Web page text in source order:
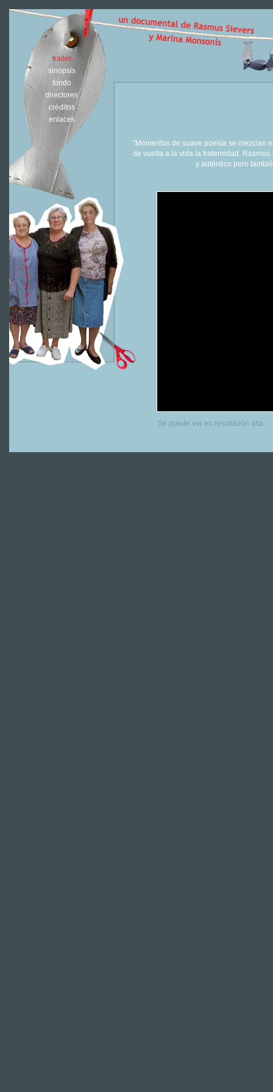
trailer
sinopsis
fondo
directores
créditos
enlaces
"Momentos de suave poesía se mezclan
de vuelta a la vida la fraternidad.
y auténtico pero
Se puede ver en resolución alta.